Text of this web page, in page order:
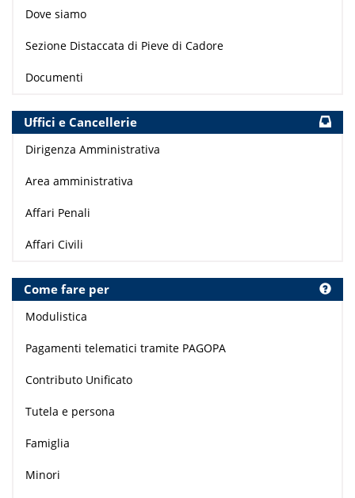
Dove siamo
Sezione Distaccata di Pieve di Cadore
Documenti
Uffici e Cancellerie
Dirigenza Amministrativa
Area amministrativa
Affari Penali
Affari Civili
Come fare per
Modulistica
Pagamenti telematici tramite PAGOPA
Contributo Unificato
Tutela e persona
Famiglia
Minori